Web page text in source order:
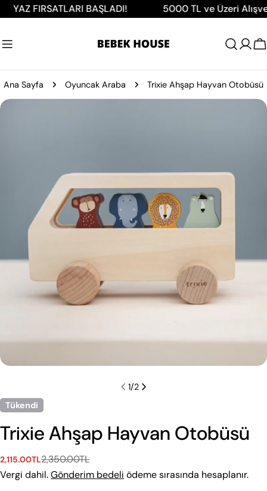
İçeriğe
FIRSATLARI BAŞLADI! 5000 TL ve Üzeri
Ana Sayfa Oyuncak Araba Trixie Ahşap Hayvan Otobüsü
Ürün
1/2
Tükendi
Trixie Ahşap Hayvan Otobüsü
Satış
ücreti
2,115.00TL
Normal
fiyat
2,350.00TL
Vergi dahil.Gönderim bedeli ödeme sırasında hesaplanır.
Beden Rehberi